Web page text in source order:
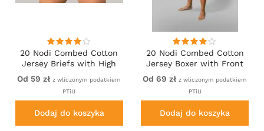
20 Nodi Combed Cotton
Jersey Briefs with High
Side Cut and Side
Opening White
Od 59 zł z wliczonym podatkiem
PTiU
Dodaj do koszyka
20 Nodi Combed Cotton
Jersey Boxer with Front
Button Fly White
Od 69 zł z wliczonym podatkiem
PTiU
Dodaj do koszyka